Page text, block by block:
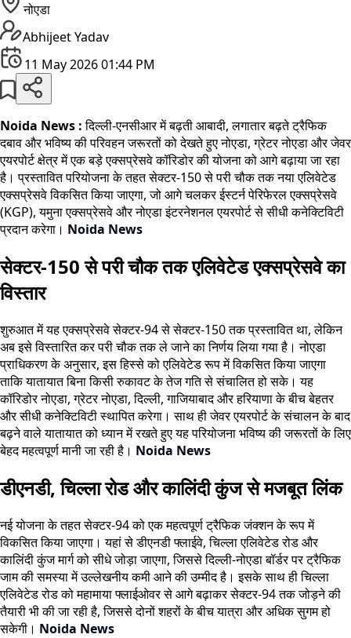
नोएडा
Abhijeet Yadav
11 May 2026 01:44 PM
Noida News :दिल्ली-एनसीआर में बढ़ती आबादी, लगातार बढ़ते ट्रैफिक
दबाव और भविष्य की परिवहन जरूरतों को देखते हुए नोएडा, ग्रेटर नोएडा और जेवर
एयरपोर्ट क्षेत्र में एक बड़े एक्सप्रेसवे कॉरिडोर की योजना को आगे बढ़ाया जा रहा
है। प्रस्तावित परियोजना के तहत सेक्टर-150 से परी चौक तक नया एलिवेटेड
एक्सप्रेसवे विकसित किया जाएगा, जो आगे चलकर ईस्टर्न पेरिफेरल एक्सप्रेसवे
(KGP), यमुना एक्सप्रेसवे और नोएडा इंटरनेशनल एयरपोर्ट से सीधी कनेक्टिविटी
प्रदान करेगा। Noida News
सेक्टर-150 से परी चौक तक एलिवेटेड एक्सप्रेसवे का
विस्तार
शुरुआत में यह एक्सप्रेसवे सेक्टर-94 से सेक्टर-150 तक प्रस्तावित था, लेकिन
अब इसे विस्तारित कर परी चौक तक ले जाने का निर्णय लिया गया है। नोएडा
प्राधिकरण के अनुसार, इस हिस्से को एलिवेटेड रूप में विकसित किया जाएगा
ताकि यातायात बिना किसी रुकावट के तेज गति से संचालित हो सके। यह
कॉरिडोर नोएडा, ग्रेटर नोएडा, दिल्ली, गाजियाबाद और हरियाणा के बीच बेहतर
और सीधी कनेक्टिविटी स्थापित करेगा। साथ ही जेवर एयरपोर्ट के संचालन के बाद
बढ़ने वाले यातायात को ध्यान में रखते हुए यह परियोजना भविष्य की जरूरतों के लिए
बेहद महत्वपूर्ण मानी जा रही है। Noida News
डीएनडी, चिल्ला रोड और कालिंदी कुंज से मजबूत लिंक
नई योजना के तहत सेक्टर-94 को एक महत्वपूर्ण ट्रैफिक जंक्शन के रूप में
विकसित किया जाएगा। यहां से डीएनडी फ्लाईवे, चिल्ला एलिवेटेड रोड और
कालिंदी कुंज मार्ग को सीधे जोड़ा जाएगा, जिससे दिल्ली-नोएडा बॉर्डर पर ट्रैफिक
जाम की समस्या में उल्लेखनीय कमी आने की उम्मीद है। इसके साथ ही चिल्ला
एलिवेटेड रोड को महामाया फ्लाईओवर से आगे बढ़ाकर सेक्टर-94 तक जोड़ने की
तैयारी भी की जा रही है, जिससे दोनों शहरों के बीच यात्रा और अधिक सुगम हो
सकेगी। Noida News